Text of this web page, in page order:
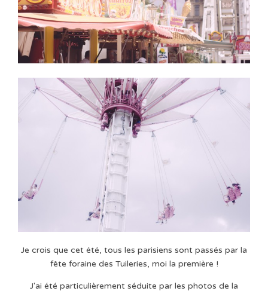
Je crois que cet été, tous les parisiens sont passés par la
fête foraine des Tuileries, moi la première !
J'ai été particulièrement séduite par les photos de la